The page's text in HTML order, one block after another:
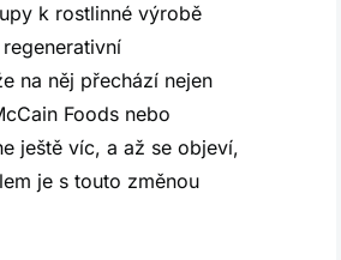
k rostlinné výrobě
na něj přechází nejen
Foods nebo
ještě víc, a až se objeví,
je s touto změnou